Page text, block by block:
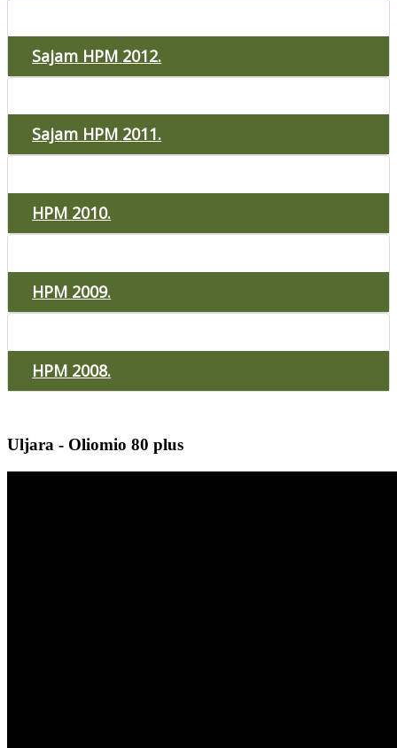
Sajam HPM 2012.
Sajam HPM 2011.
HPM 2010.
HPM 2009.
HPM 2008.
Uljara - Oliomio 80 plus